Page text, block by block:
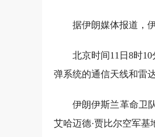
据伊朗媒体报道，
北京时间11日8时
弹系统的通信天线和雷
伊朗伊斯兰革命卫
艾哈迈德·贾比尔空军基